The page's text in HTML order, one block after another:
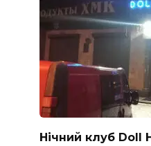
Нічний клуб Doll